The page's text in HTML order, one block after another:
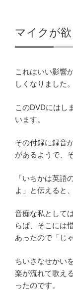
マイクが
これはいい影響
しくなりました。
このDVDにはし
います。
その付録に録音
があるようで、
「いちかは英語
よ」と伝えると
音痴な私として
らば、そこには
あったので「じ
ちいさなせかい
楽が流れて歌え
ったのです。